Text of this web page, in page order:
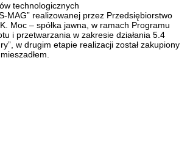
technologicznych
MAG” realizowanej przez Przedsiębiorstwo
Moc – spółka jawna, w ramach Programu
i przetwarzania w zakresie działania 5.4
w drugim etapie realizacji został zakupiony